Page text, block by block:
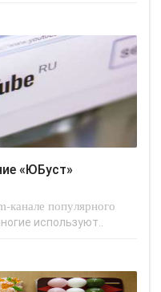
популярного
используют..